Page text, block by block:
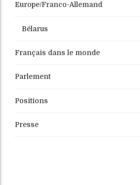
Europe/Franco-Allemand
Bélarus
Français dans le monde
Parlement
Positions
Presse